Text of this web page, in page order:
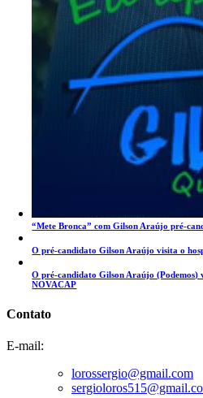
“Mete Bronca” com Gilson Araújo pré-
O pré-candidato Gilson Araújo visita o
O pré-candidato Gilson Araújo (Podemos)
NOVACAP
Contato
E-mail:
lorossergio@gmail.com